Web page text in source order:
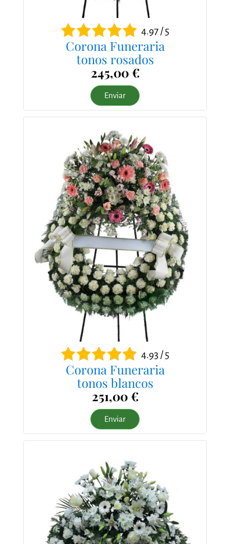
4.97 / 5
Corona Funeraria
tonos rosados
245,00 €
Enviar
4.93 / 5
Corona Funeraria
tonos blancos
251,00 €
Enviar